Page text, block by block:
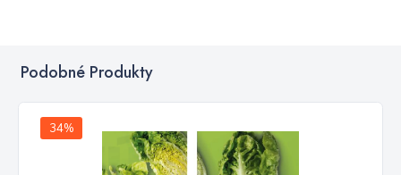
Podobné Produkty
34%